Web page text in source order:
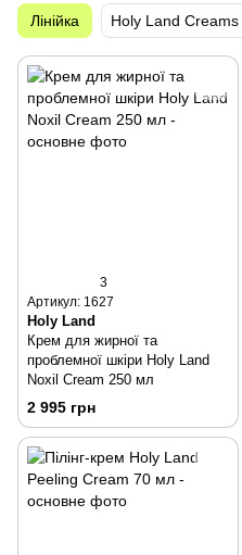
Лінійка Holy Land Creams
3
Артикул: 1627
Holy Land
Крем для жирної та
проблемної шкіри Holy Land
Noxil Cream 250 мл
2 995 грн